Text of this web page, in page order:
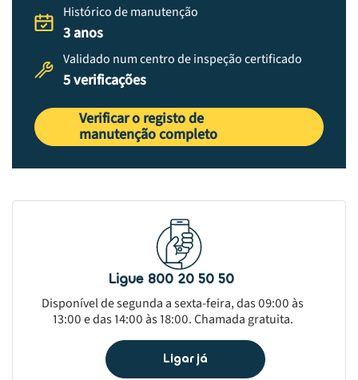
Histórico de manutenção
3 anos
Validado num centro de inspeção certificado
5 verificações
Verificar o registo de
manutenção completo
Ligue 800 20 50 50
Disponível de segunda a sexta-feira, das 09:00 às
13:00 e das 14:00 às 18:00. Chamada gratuita.
Ligar já